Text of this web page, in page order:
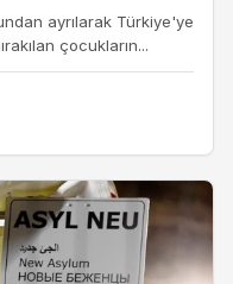
ayrılarak Türkiye'ye
çocukların...